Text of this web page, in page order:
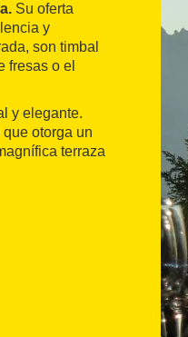
Su oferta
y
son timbal
fresas o el
y elegante.
otorga un
terraza